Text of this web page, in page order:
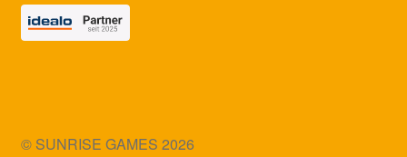
© SUNRISE GAMES 2026